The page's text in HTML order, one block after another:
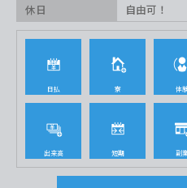
休日 自由可！
日払 寮 体
出来高 短期 副